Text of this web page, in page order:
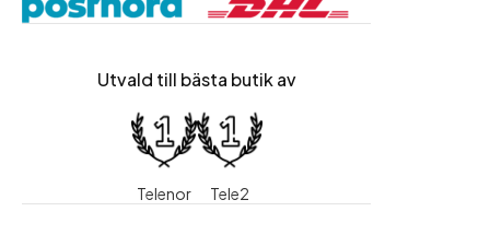
Utvald till bästa butik av
Telenor Tele2